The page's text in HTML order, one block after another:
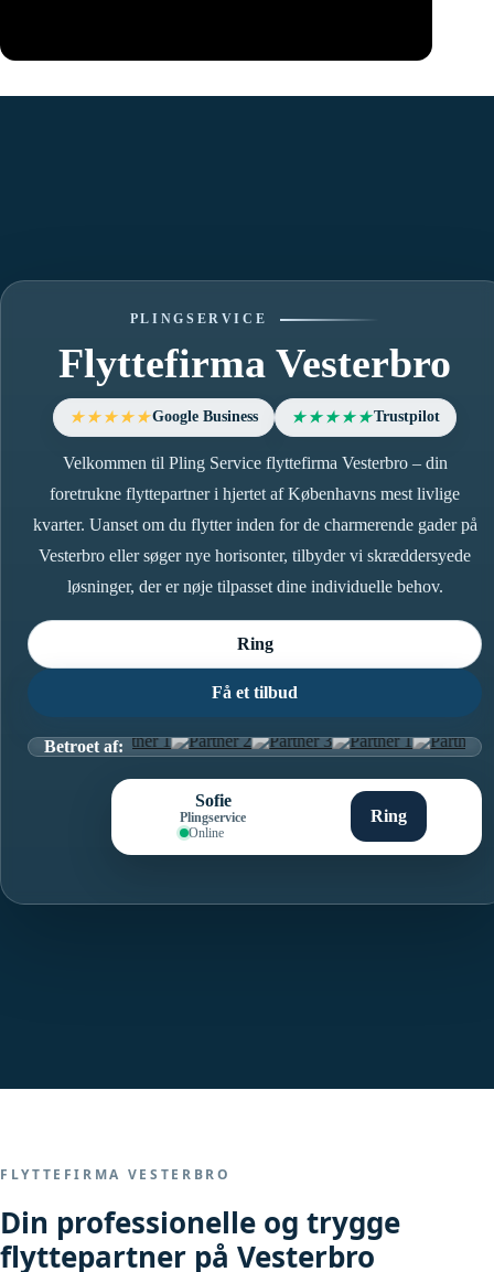
PLINGSERVICE
Flyttefirma Vesterbro
★★★★★Google Business ★★★★★Trustpilot
Velkommen til Pling Service flyttefirma Vesterbro – din
foretrukne flyttepartner i hjertet af Københavns mest livlige
kvarter. Uanset om du flytter inden for de charmerende gader på
Vesterbro eller søger nye horisonter, tilbyder vi skræddersyede
løsninger, der er nøje tilpasset dine individuelle behov.
Ring
Få et tilbud
Betroet af:
Sofie
Plingservice
Online
Ring
FLYTTEFIRMA VESTERBRO
Din professionelle og trygge
flyttepartner på Vesterbro